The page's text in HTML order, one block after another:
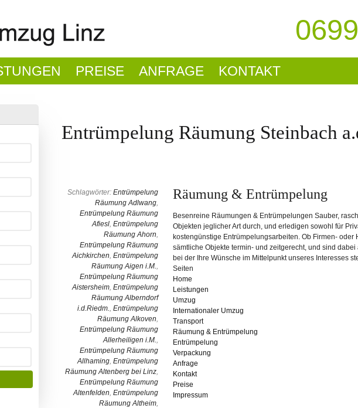
PREISE ANFRAGE KONTAKT
Entrümpelung Räumung Steinbach
Schlagwörter: Entrümpelung
Räumung Adlwang
Entrümpelung Räumung
Afiesl Entrümpelung
Räumung Ahorn
Entrümpelung Räumung
Aichkirchen Entrümpelung
Räumung Aigen i.M.
Entrümpelung Räumung
Aistersheim Entrümpelung
Räumung Alberndorf
i.d.Riedm.
Entrümpelung
Räumung Alkoven
Entrümpelung Räumung
Allerheiligen i.M.
Entrümpelung Räumung
Allhaming Entrümpelung
Räumung Altenberg bei Linz
Entrümpelung Räumung
Altenfelden Entrümpelung
Räumung Altheim
Räumung & Entrümpelung
Besenreine Räumungen & Entrümpelungen Sauber,
Objekten jeglicher Art durch, und erledigen sowohl für
kostengünstige Entrümpelungsarbeiten. Ob Firmen-
sämtliche Objekte termin- und zeitgerecht, und sind
bei der Ihre Wünsche im Mittelpunkt unseres Interesses
Seiten
Home
Leistungen
Umzug
Internationaler Umzug
Transport
Räumung & Entrümpelung
Entrümpelung
Verpackung
Anfrage
Kontakt
Preise
Impressum